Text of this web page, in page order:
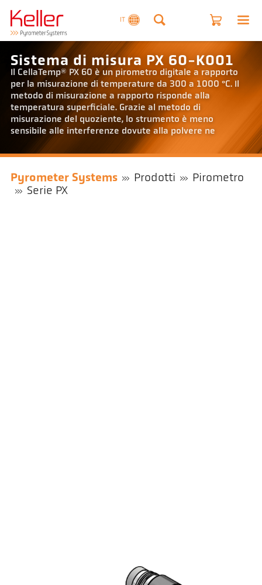
IT
Sistema di misura PX 60-K001
Il CellaTemp® PX 60 è un pirometro digitale a rapporto
per la misurazione di temperature da 300 a 1000 °C. Il
metodo di misurazione a rapporto risponde alla
temperatura superficiale. Grazie al metodo di
misurazione del quoziente, lo strumento è meno
sensibile alle interferenze dovute alla polvere ne
Pyrometer Systems Prodotti
Pirometro
Serie PX